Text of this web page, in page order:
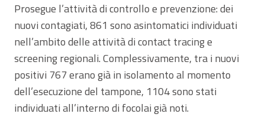
Prosegue l’attività di controllo e prevenzione: dei
nuovi contagiati, 861 sono asintomatici individuati
nell’ambito delle attività di contact tracing e
screening regionali. Complessivamente, tra i nuovi
positivi 767 erano già in isolamento al momento
dell’esecuzione del tampone, 1104 sono stati
individuati all’interno di focolai già noti.